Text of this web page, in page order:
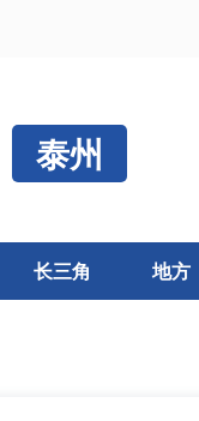
泰州
长三角 地方